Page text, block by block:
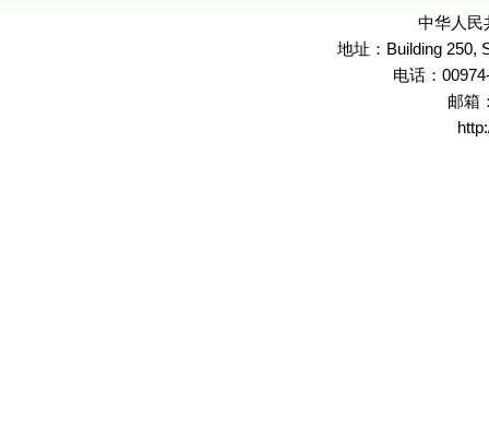
中华人民
地址： Building 250,
电话：
邮箱